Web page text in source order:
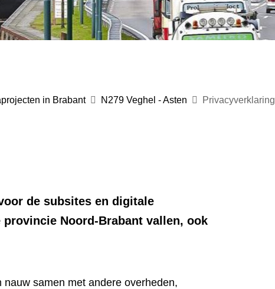
in Brabant N279 Veghel - Asten Privacyverklaring
de subsites en digitale
Noord-Brabant vallen, ook
samen met andere overheden,